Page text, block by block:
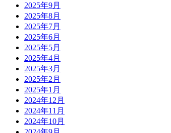
2025年9月
2025年8月
2025年7月
2025年6月
2025年5月
2025年4月
2025年3月
2025年2月
2025年1月
2024年12月
2024年11月
2024年10月